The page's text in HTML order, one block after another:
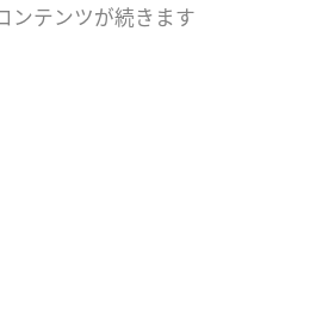
ンテンツが続きます